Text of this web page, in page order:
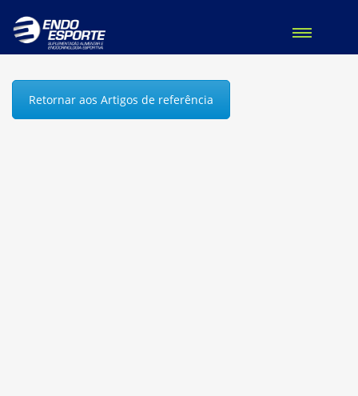
Retornar aos Artigos de referência